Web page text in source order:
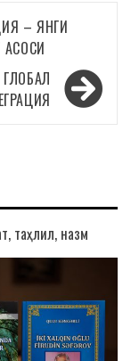
– ЯНГИ
АСОСИ
таҳлил, назм